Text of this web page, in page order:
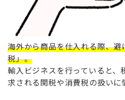
海外から商品を仕入れる際、
税」。
輸入ビジネスを行っていると、
求される関税や消費税の扱いに